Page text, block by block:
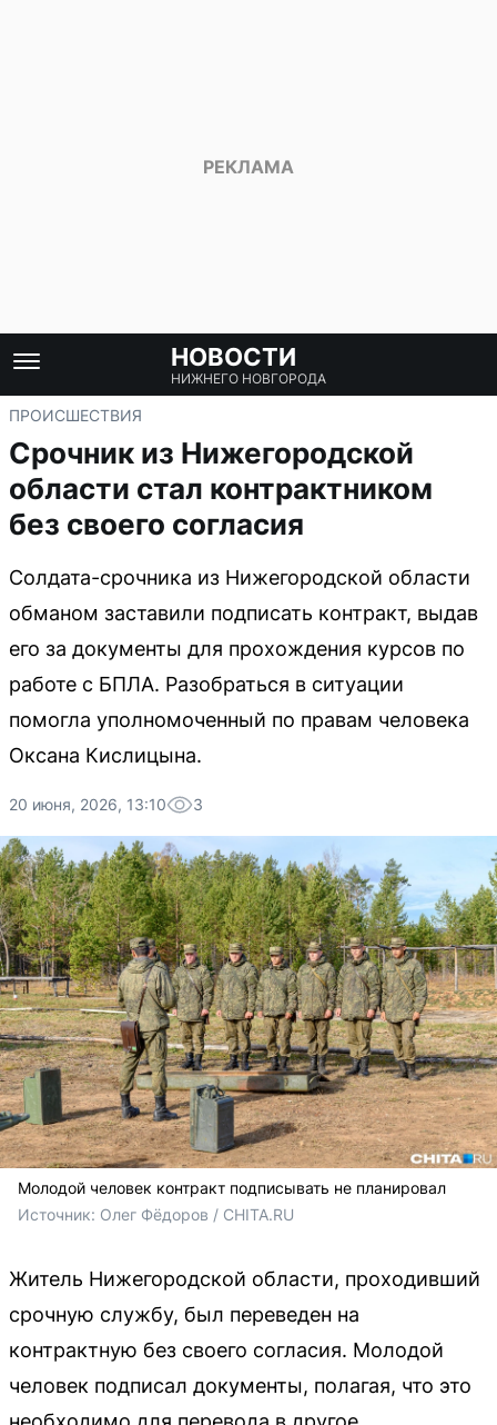
НОВОСТИ
НИЖНЕГО НОВГОРОДА
ПРОИСШЕСТВИЯ
Срочник из Нижегородской
области стал контрактником
без своего согласия
Солдата-срочника из Нижегородской области
обманом заставили подписать контракт, выдав
его за документы для прохождения курсов по
работе с БПЛА. Разобраться в ситуации
помогла уполномоченный по правам человека
Оксана Кислицына.
20 июня, 2026, 13:10 3
Молодой человек контракт подписывать не планировал
Источник: Олег Фёдоров / CHITA.RU
Житель Нижегородской области, проходивший
срочную службу, был переведен на
контрактную без своего согласия. Молодой
человек подписал документы, полагая, что это